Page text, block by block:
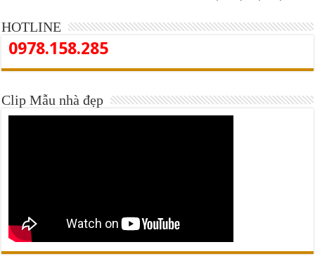
HOTLINE
0978.158.285
Clip Mẫu nhà đẹp